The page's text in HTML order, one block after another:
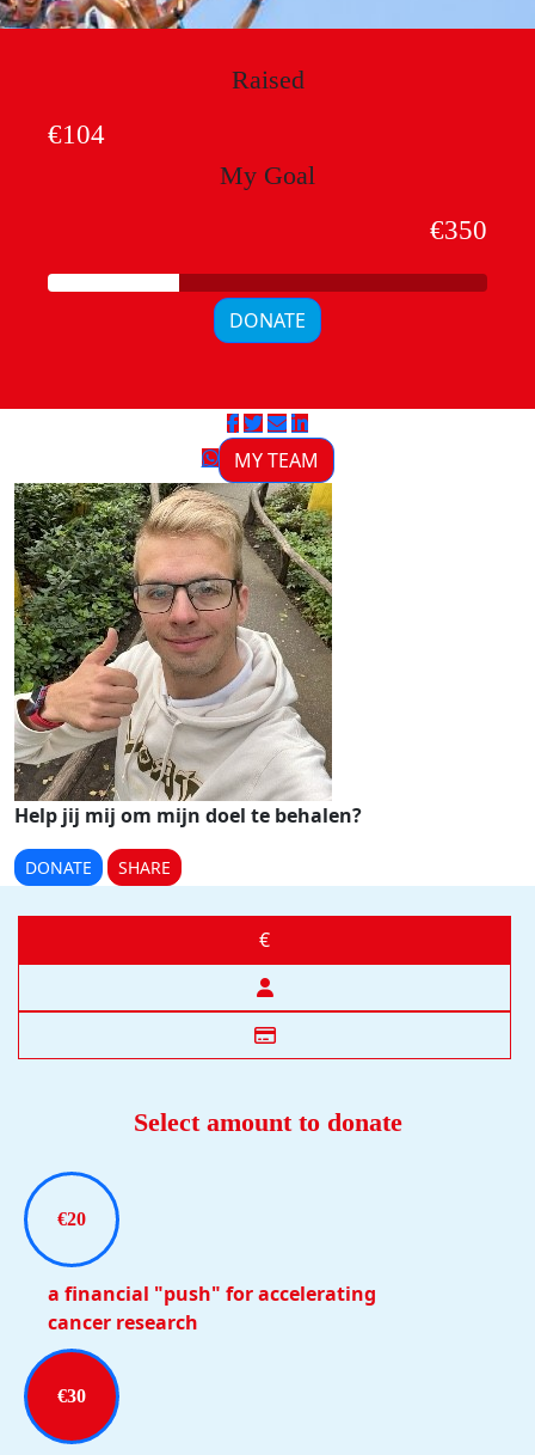
Raised
€104
My Goal
€350
DONATE
MY TEAM
Help jij mij om mijn doel te behalen?
DONATE SHARE
€
Select amount to donate
€20
a financial "push" for accelerating
cancer research
€30